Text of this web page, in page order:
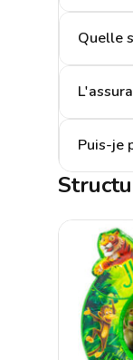
Quelle
Puis-je